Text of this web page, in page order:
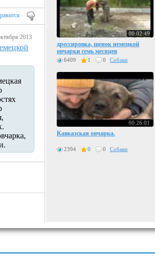
2013 00:02:49
дрессировка, щенок немецкой
овчарки семь месяцев
6409 1 0 Собаки
00:26:01
Кавказская овчарка.
2394 0 0 Собаки